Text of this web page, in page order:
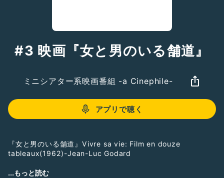
#3 映画『女と男のいる舗道』
ミニシアター系映画番組 -a Cinephile-
アプリで聴く
『女と男のいる舗道』Vivre sa vie: Film en douze
tableaux(1962)-Jean-Luc Godard
今から50年以上も前の作品でありながら、現代を生きる私た
...もっと読む